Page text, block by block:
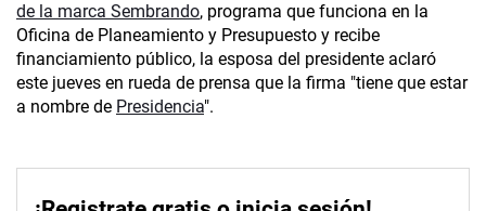
de la marca Sembrando, programa que funciona en la
Oficina de Planeamiento y Presupuesto y recibe
financiamiento público, la esposa del presidente aclaró
este jueves en rueda de prensa que la firma "tiene que estar
a nombre de Presidencia".